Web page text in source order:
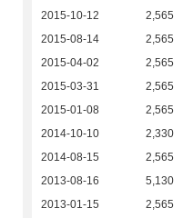
2015-10-12
2,565
2015-08-14
2,565
2015-04-02
2,565
2015-03-31
2,565
2015-01-08
2,565
2014-10-10
2,330
2014-08-15
2,565
2013-08-16
5,130
2013-01-15
2,565